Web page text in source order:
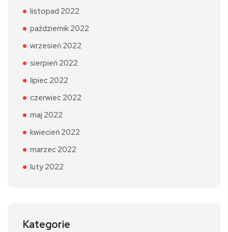
listopad 2022
październik 2022
wrzesień 2022
sierpień 2022
lipiec 2022
czerwiec 2022
maj 2022
kwiecień 2022
marzec 2022
luty 2022
Kategorie